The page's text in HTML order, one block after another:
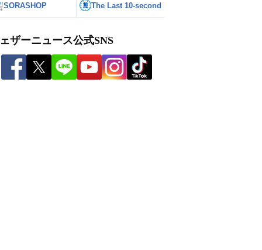
SORASHOP The Last 10-second
ザーニュース公式SNS